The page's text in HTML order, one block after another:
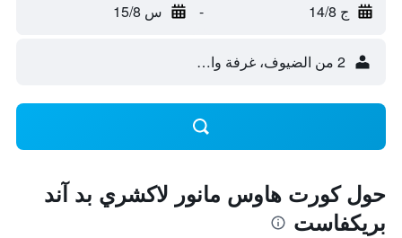
ج 14/8 - س 15/8
2 من الضيوف، غرفة واحدة
حول كورت هاوس مانور لاكشري بد آند
بريكفاست